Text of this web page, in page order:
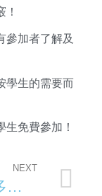
參加者了解及
學生的需要而
免費參加！
NEXT
心胸有多大，世界就有多大